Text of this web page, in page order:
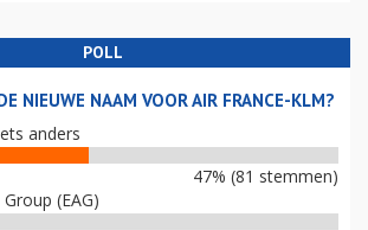
POLL
NIEUWE NAAM VOOR AIR FRANCE-KLM?
anders
47% (81 stemmen)
(EAG)